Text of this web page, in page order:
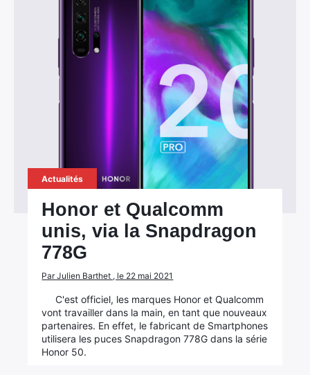
Actualités
Honor et Qualcomm
unis, via la Snapdragon
778G
Par Julien Barthet , le 22 mai 2021
C'est officiel, les marques Honor et Qualcomm
vont travailler dans la main, en tant que nouveaux
partenaires. En effet, le fabricant de Smartphones
utilisera les puces Snapdragon 778G dans la série
Honor 50.
Rechercher